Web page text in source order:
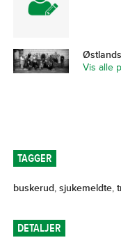
Vis alle
TAGGER
buskerud, sjukemeldte,
DETALJER